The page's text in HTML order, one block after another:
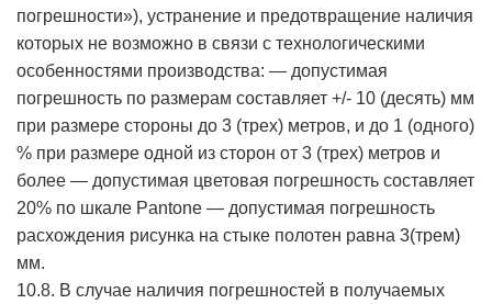
погрешности»), устранение и предотвращение наличия
которых не возможно в связи с технологическими
особенностями производства: — допустимая
погрешность по размерам составляет +/- 10 (десять) мм
при размере стороны до 3 (трех) метров, и до 1 (одного)
% при размере одной из сторон от 3 (трех) метров и
более — допустимая цветовая погрешность составляет
20% по шкале Pantone — допустимая погрешность
расхождения рисунка на стыке полотен равна 3(трем)
мм.
10.8. В случае наличия погрешностей в получаемых